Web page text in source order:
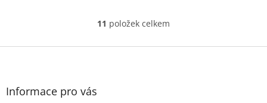
O
l
11 položek celkem
Z
Informace pro vás